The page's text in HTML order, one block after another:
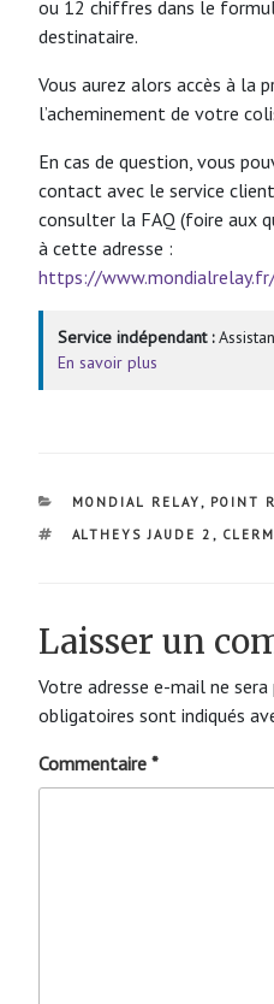
ou 12 chiffres dans le
destinataire.
Vous aurez alors accès à la
l’acheminement de votre
En cas de question, vous
contact avec le service
consulter la FAQ (foire aux
à cette adresse :
https://
Service indépendant :
En savoir plus
CATÉGORIES
MONDIAL RELAY , POINT
ÉTIQUETTES
ALTHEYS JAUDE 2 ,
Laisser un
Votre adresse e-mail ne sera
obligatoires sont indiqués
Commentaire *